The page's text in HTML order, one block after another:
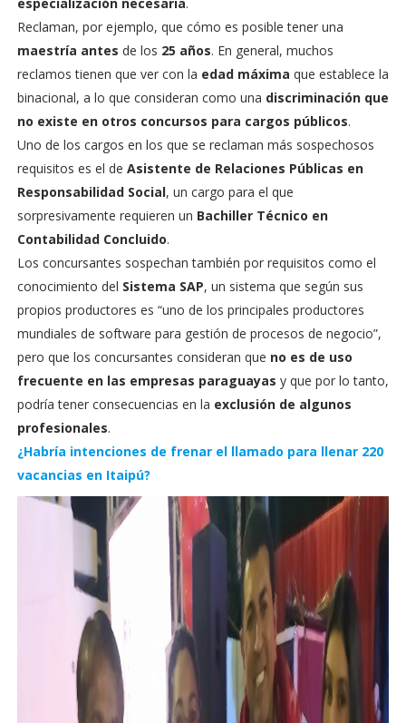
Reclaman, por ejemplo, que cómo es posible tener una
maestría antes de los 25 años. En general, muchos
reclamos tienen que ver con la edad máxima que establece la
binacional, a lo que consideran como una discriminación que
no existe en otros concursos para cargos públicos.
Uno de los cargos en los que se reclaman más sospechosos
requisitos es el de Asistente de Relaciones Públicas en
Responsabilidad Social, un cargo para el que
sorpresivamente requieren un Bachiller Técnico en
Contabilidad Concluido.
Los concursantes sospechan también por requisitos como el
conocimiento del Sistema SAP, un sistema que según sus
propios productores es “uno de los principales productores
mundiales de software para gestión de procesos de negocio”,
pero que los concursantes consideran que no es de uso
frecuente en las empresas paraguayas y que por lo tanto,
podría tener consecuencias en la exclusión de algunos
profesionales.
¿Habría intenciones de frenar el llamado para llenar 220
vacancias en Itaipú?